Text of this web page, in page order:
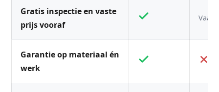
Gratis inspectie en vaste
prijs vooraf
Vaak
Garantie op materiaal én
werk